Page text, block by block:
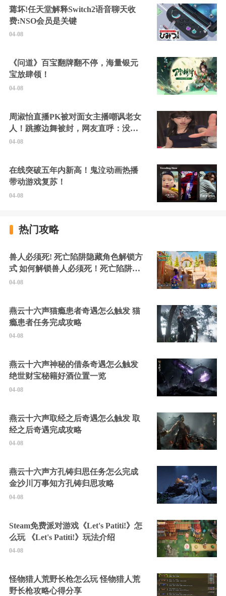
蔫坏!任天堂解释Switch2语音聊天收
费:NSO会员是关键
04-08
《问道》百宝翻牌翻不停，海量银元
宝放肆领！
04-08
周淑怡直播PK被对面女主播嘲讽老女
人！跳擦边舞被封，网友直呼：没边
硬擦封的好！
04-08
在线突破五年内新高！鬼泣动画热播
带动游戏复苏！
04-08
热门攻略
兽人必须死! 死亡陷阱隐藏角色解锁方
式 如何解锁兽人必须死！死亡陷阱中
的隐藏角色
04-08
燕云十六声猫瘾患者奇遇怎么触发 猫
瘾患者任务完成攻略
04-08
燕云十六声神秘的借条奇遇怎么触发
绝世财宝秘籍好酒位置一览
04-08
燕云十六声取经之后奇遇怎么触发 取
经之后奇遇完成攻略
04-08
燕云十六声方孔铸归思任务怎么完成
金沙川万事知方孔铸归思攻略
04-08
Steam免费派对游戏《Let's Patiti!》怎
么玩 《Let's Patiti!》玩法介绍
04-08
怪物猎人荒野长枪怎么玩 怪物猎人荒
野长枪攻略心得分享